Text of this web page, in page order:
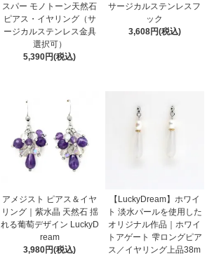
スパー モノトーン天然石
ピアス・イヤリング（サ
ージカルステンレス金具
選択可）
5,390円(税込)
サージカルステンレスフ
ック
3,608円(税込)
アメジスト ピアス＆イヤ
リング｜紫水晶 天然石 揺
れる葡萄デザイン LuckyD
ream
3,980円(税込)
【LuckyDream】ホワイ
ト 淡水パールを使用した
オリジナル作品｜ホワイ
トアゲート 雫ロングピア
ス／イヤリング上品38m